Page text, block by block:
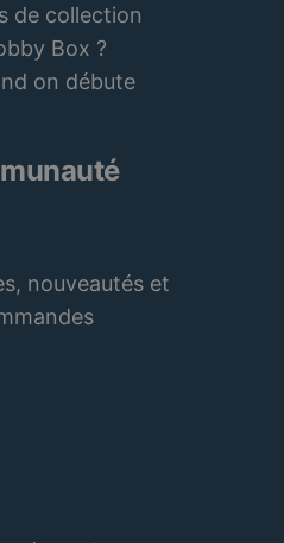
de collection
Box ?
on débute
nouveautés et